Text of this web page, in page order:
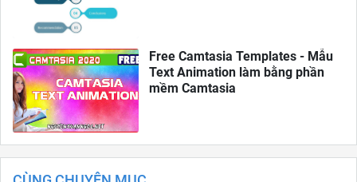
Free Camtasia Templates - Mẫu
Text Animation làm bằng phần
mềm Camtasia